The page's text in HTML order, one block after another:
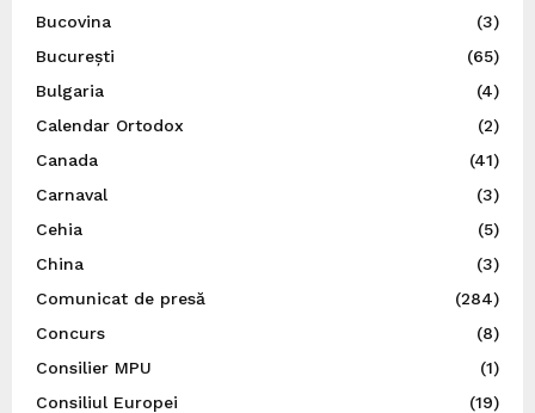
Bucovina
(3)
București
(65)
Bulgaria
(4)
Calendar Ortodox
(2)
Canada
(41)
Carnaval
(3)
Cehia
(5)
China
(3)
Comunicat de presă
(284)
Concurs
(8)
Consilier MPU
(1)
Consiliul Europei
(19)